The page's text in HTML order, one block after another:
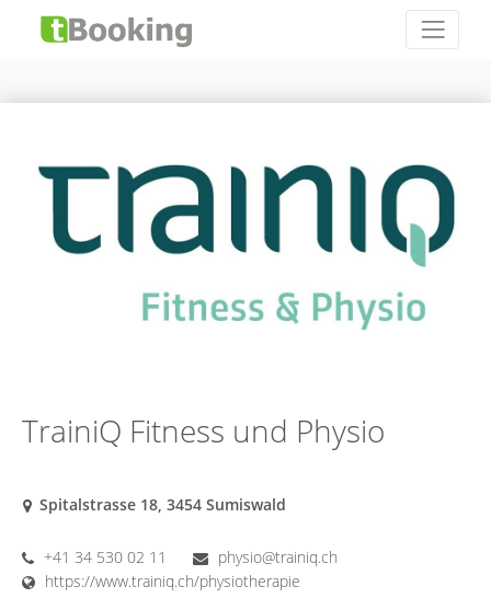
TrainiQ Fitness und Physio
Spitalstrasse 18, 3454 Sumiswald
+41 34 530 02 11
physio@trainiq.ch
https://www.trainiq.ch/physiotherapie